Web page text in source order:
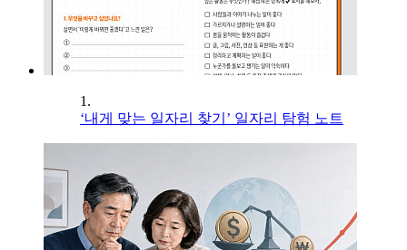
1.
‘내게 맞는 일자리 찾기’ 일자리 탐험 노트